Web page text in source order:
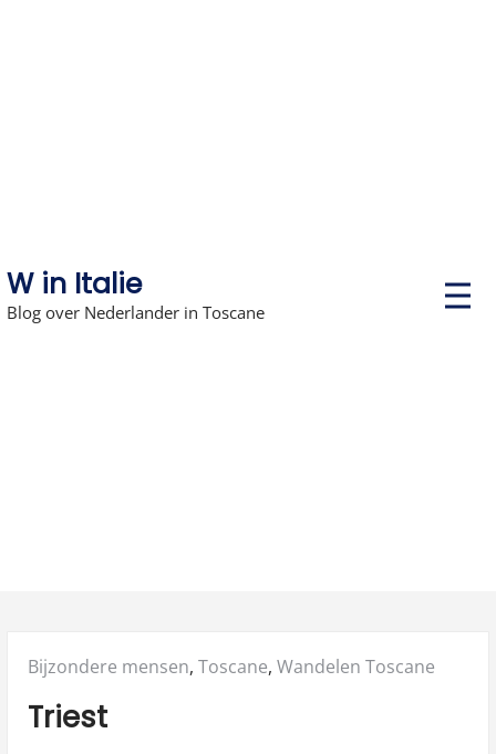
W in Italie
Blog over Nederlander in Toscane
P
r
Posted
Bijzondere mensen, Toscane, Wandelen Toscane
Triest